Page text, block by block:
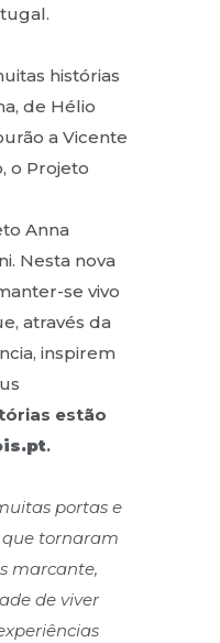
histórias
de Hélio
a Vicente
o Projeto
Anna
Nesta nova
se vivo
através da
inspirem
estão
.
portas e
tornaram
marcante,
de viver